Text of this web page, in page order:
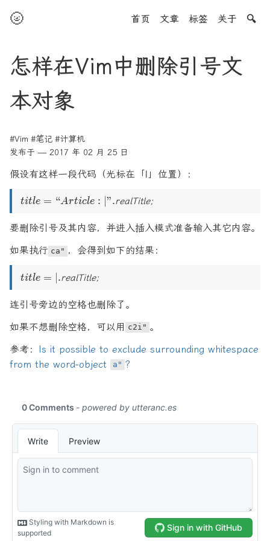
🌝 首页 文章 标签 关于 🔍
怎样在Vim中删除引号文
本对象
#Vim #笔记 #计算机
发布于 — 2017 年 02 月 25 日
假设有这样一段代码（光标在「|」位置）：
title =
.
title = “Article : ∣”.realTitle;
要删除引号及其内容，并进入插入模式准备输入其它内容。
如果执行 ca" ，会得到如下的结果：
title
title = ∣.realTitle;
连引号旁边的空格也删除了。
如果不想删除空格，可以用 c2i" 。
参考： Is it possible to exclude surrounding whitespace
from the word-object
a" ?